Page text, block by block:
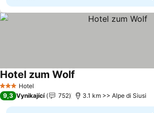
3 Počet hvězdiček
Hotel
Hotel zum Wolf
9,3 Vynikající 752 3.1 km >> Alpe di Siusi